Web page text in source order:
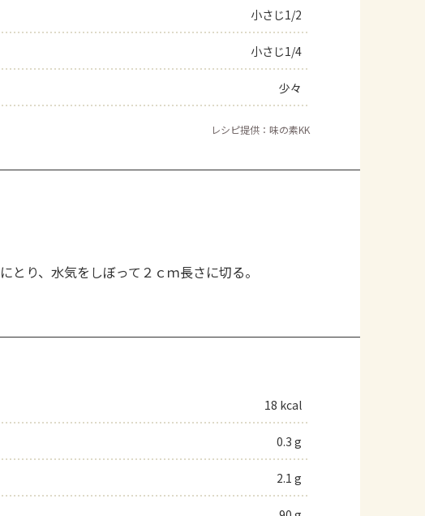
小さじ1/2
小さじ1/4
少々
レシピ提供：味の素KK
とり、水気をしぼって２ｃｍ長さに切る。
18 kcal
0.3 g
2.1 g